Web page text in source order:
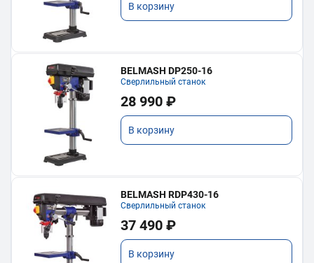
В корзину
BELMASH DP250-16
Сверлильный станок
28 990 ₽
В корзину
BELMASH RDP430-16
Сверлильный станок
37 490 ₽
В корзину